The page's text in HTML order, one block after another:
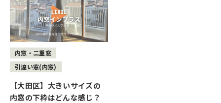
内窓・二重窓
引違い窓(内窓)
【大田区】大きいサイズの
内窓の下枠はどんな感じ？